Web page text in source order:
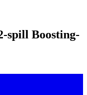
spill Boosting-